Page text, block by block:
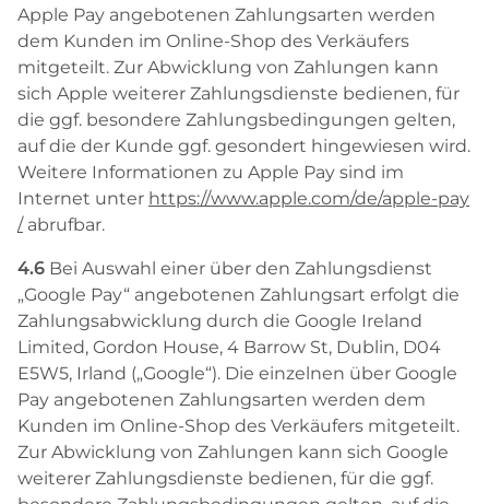
Apple Pay angebotenen Zahlungsarten werden
dem Kunden im Online-Shop des Verkäufers
mitgeteilt. Zur Abwicklung von Zahlungen kann
sich Apple weiterer Zahlungsdienste bedienen, für
die ggf. besondere Zahlungsbedingungen gelten,
auf die der Kunde ggf. gesondert hingewiesen wird.
Weitere Informationen zu Apple Pay sind im
Internet unter https://www.apple.com/de/apple-pay
/abrufbar.
4.6 Bei Auswahl einer über den Zahlungsdienst
„Google Pay“ angebotenen Zahlungsart erfolgt die
Zahlungsabwicklung durch die Google Ireland
Limited, Gordon House, 4 Barrow St, Dublin, D04
E5W5, Irland („Google“). Die einzelnen über Google
Pay angebotenen Zahlungsarten werden dem
Kunden im Online-Shop des Verkäufers mitgeteilt.
Zur Abwicklung von Zahlungen kann sich Google
weiterer Zahlungsdienste bedienen, für die ggf.